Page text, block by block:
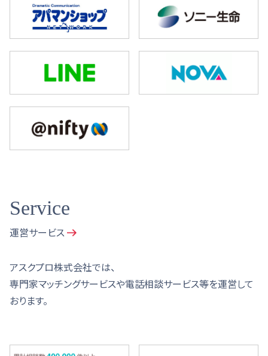
Service
運営サービス
アスクプロ株式会社では、
専門家マッチングサービスや電話相談サービス等を運営して
おります。